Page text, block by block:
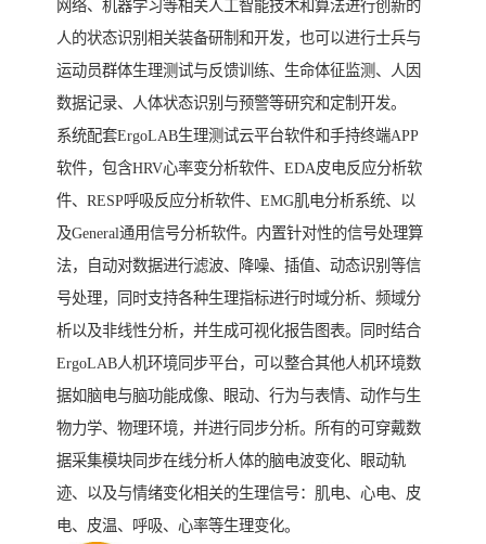
网络、机器学习等相关人工智能技术和算法进行创新的
人的状态识别相关装备研制和开发，也可以进行士兵与
运动员群体生理测试与反馈训练、生命体征监测、人因
数据记录、人体状态识别与预警等研究和定制开发。
系统配套ErgoLAB生理测试云平台软件和手持终端APP
软件，包含HRV心率变分析软件、EDA皮电反应分析软
件、RESP呼吸反应分析软件、EMG肌电分析系统、以
及General通用信号分析软件。内置针对性的信号处理算
法，自动对数据进行滤波、降噪、插值、动态识别等信
号处理，同时支持各种生理指标进行时域分析、频域分
析以及非线性分析，并生成可视化报告图表。同时结合
ErgoLAB人机环境同步平台，可以整合其他人机环境数
据如脑电与脑功能成像、眼动、行为与表情、动作与生
物力学、物理环境，并进行同步分析。所有的可穿戴数
据采集模块同步在线分析人体的脑电波变化、眼动轨
迹、以及与情绪变化相关的生理信号：肌电、心电、皮
电、皮温、呼吸、心率等生理变化。